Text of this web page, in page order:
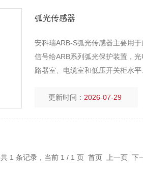
弧光传感器
安科瑞ARB-S弧光传感器主要用
信号给ARB系列弧光保护装置，
路器室、电缆室和低压开关柜水平
更新时间： 2026-07-29
共 1 条记录，当前 1 / 1 页 首页 上一页 下